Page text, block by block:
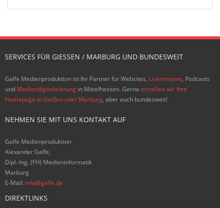
SERVICES FÜR GIESSEN / MARBURG UND BUNDESWEIT
Galfe Medienproduktion ist Ihr Partner für Websites, Livestreams, Podcasts
und Mediendigitalisierung in Mittelhessen. Gerne erstellen wir Ihre
Homepage in Gießen oder Marburg, aber auch bundesweit!
NEHMEN SIE MIT UNS KONTAKT AUF
Galfe Medienproduktion
Alexander Galfe,
Dipl.-Ing. (FH) Medieninformatik
Marburg
E-Mail: info@galfe.de
DIREKTLINKS